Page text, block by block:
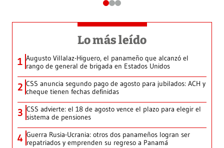
Lo más leído
1 Augusto Villalaz-Higuero, el panameño que alcanzó el
rango de general de brigada en Estados Unidos
2 CSS anuncia segundo pago de agosto para jubilados: ACH y
cheque tienen fechas definidas
3 CSS advierte: el 18 de agosto vence el plazo para elegir el
sistema de pensiones
4 Guerra Rusia-Ucrania: otros dos panameños logran ser
repatriados y emprenden su regreso a Panamá